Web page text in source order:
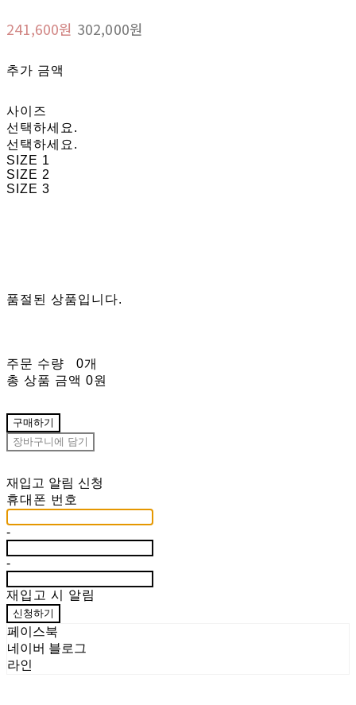
241,600원 302,000원
추가 금액
사이즈
선택하세요.
선택하세요.
SIZE 1
SIZE 2
SIZE 3
품절된 상품입니다.
주문 수량
0개
총 상품 금액 0원
구매하기
장바구니에 담기
재입고 알림 신청
휴대폰 번호
-
-
재입고 시 알림
신청하기
페이스북
네이버 블로그
라인